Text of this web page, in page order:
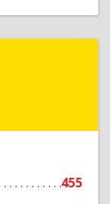
455
Подробнее